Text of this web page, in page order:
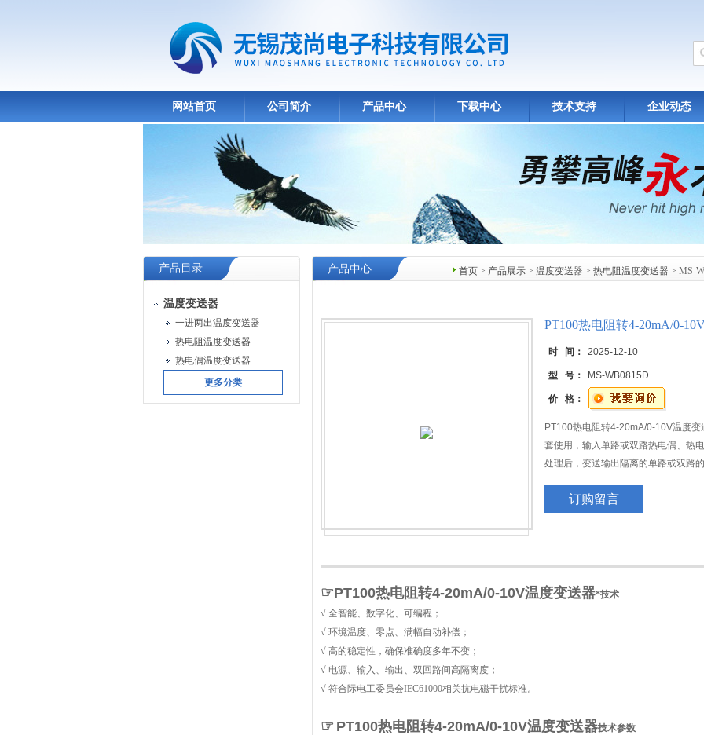
网站首页 公司简介 产品中心 下载中心 技术支持 企业动态
产品目录
温度变送器
一进两出温度变送器
热电阻温度变送器
热电偶温度变送器
更多分类
首页 > 产品展示 > 温度变送器 > 热电阻温度变送器 > MS-
产品中心
PT100热电阻转4-20mA/0-
时 间： 2025-12-10
型 号： MS-WB0815D
价 格：
PT100热电阻转4-20mA/0-10V温度
套使用，输入单路或双路热电偶、热
处理后，变送输出隔离的单路或双路
行业的自控工程之中。
订购留言
☞PT100热电阻转4-20mA/0-10V温度变送器*技术
√ 全智能、数字化、可编程；
√ 环境温度、零点、满幅自动补偿；
√ 高的稳定性，确保准确度多年不变；
√ 电源、输入、输出、双回路间高隔离度；
√ 符合际电工委员会IEC61000相关抗电磁干扰标准。
☞ PT100热电阻转4-20mA/0-10V温度变送器技术参数